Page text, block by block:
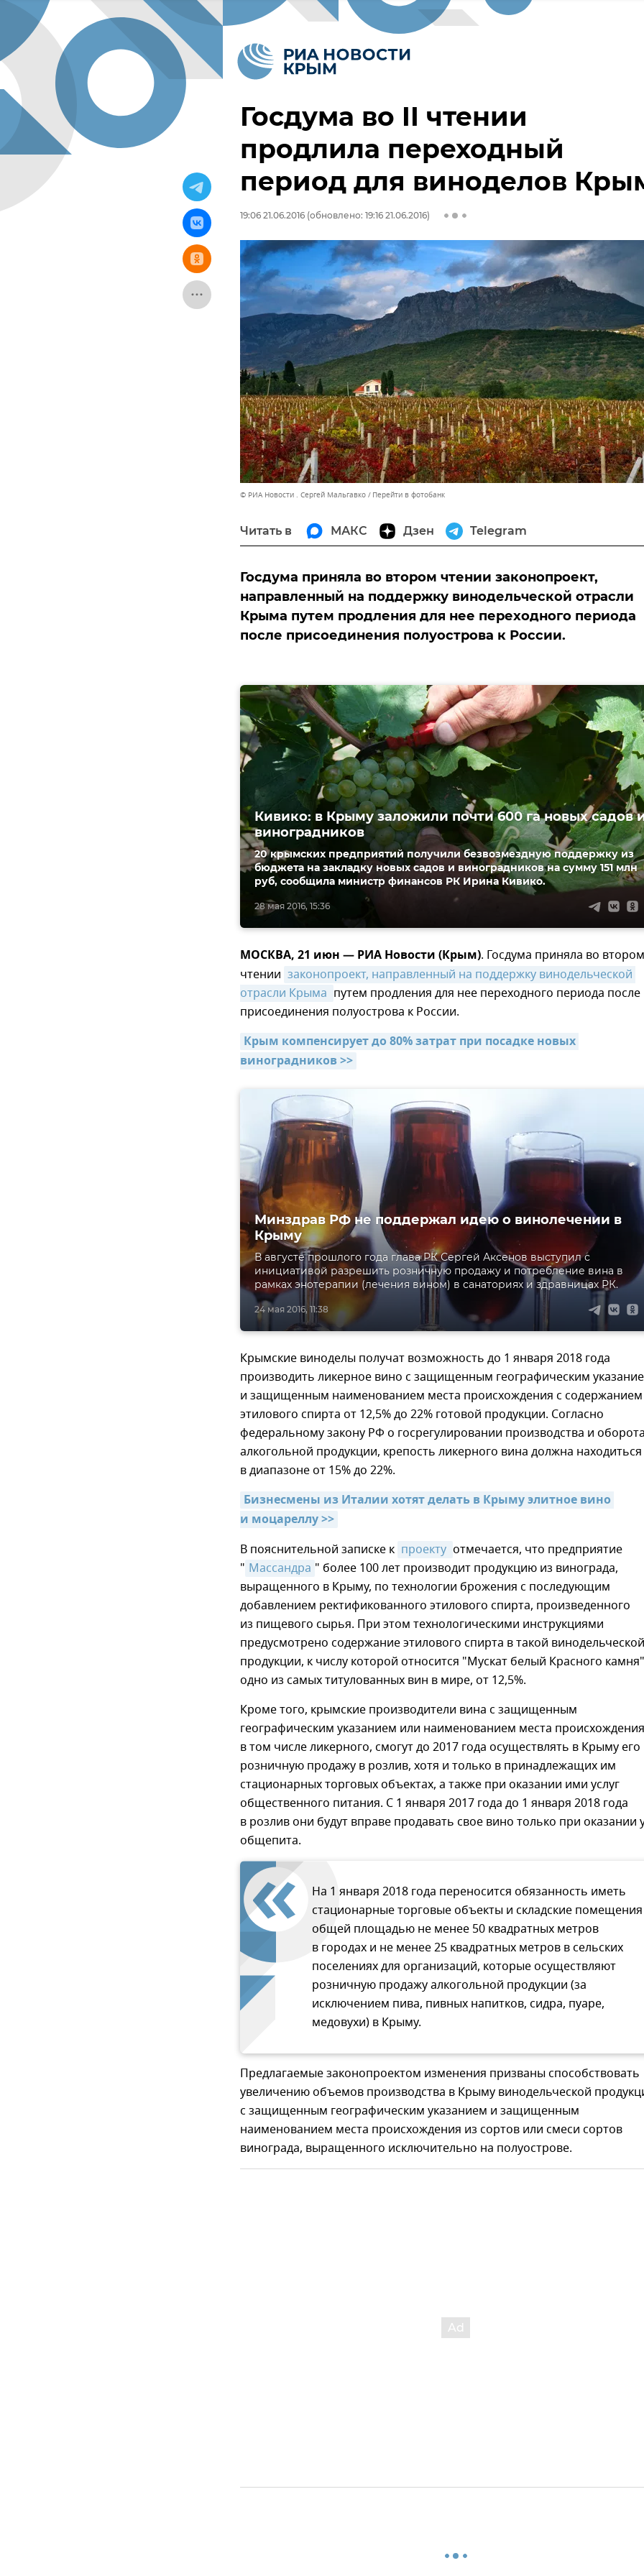
Госдума во II чтении
продлила переходный
период для виноделов
19:06 21.06.2016 (обновлено: 19:16 21.06.2016)
© РИА Новости . Сергей Мальгавко Перейти в фотобанк
Читать в МАКС Дзен Telegram
Госдума приняла во втором чтении законопроект,
направленный на поддержку винодельческой отрасли
Крыма путем продления для нее переходного периода
после присоединения полуострова к России.
28 мая 2016, 15:36
Кивико: в Крыму заложили почти 600 га новых садов
виноградников
20 крымских предприятий получили безвозмездную поддержку из
бюджета на закладку новых садов и виноградников на сумму 151 млн
руб, сообщила министр финансов РК Ирина Кивико.
МОСКВА, 21 июн — РИА Новости (Крым). Госдума приняла во втором
чтении законопроект, направленный на поддержку винодельческой
отрасли Крыма путем продления для нее переходного периода после
присоединения полуострова к России.
Крым компенсирует до 80% затрат при посадке новых
виноградников >>
24 мая 2016, 11:38
Минздрав РФ не поддержал идею о винолечении в
Крыму
В августе прошлого года глава РК Сергей Аксенов выступил с
инициативой разрешить розничную продажу и потребление вина в
рамках энотерапии (лечения вином) в санаториях и здравницах РК.
Крымские виноделы получат возможность до 1 января 2018 года
производить ликерное вино с защищенным географическим
и защищенным наименованием места происхождения с содержанием
этилового спирта от 12,5% до 22% готовой продукции. Согласно
федеральному закону РФ о госрегулировании производства и
алкогольной продукции, крепость ликерного вина должна находиться
в диапазоне от 15% до 22%.
Бизнесмены из Италии хотят делать в Крыму элитное вино
и моцареллу >>
В пояснительной записке к проекту отмечается, что предприятие
" Массандра " более 100 лет производит продукцию из винограда,
выращенного в Крыму, по технологии брожения с последующим
добавлением ректификованного этилового спирта, произведенного
из пищевого сырья. При этом технологическими инструкциями
предусмотрено содержание этилового спирта в такой винодельческой
продукции, к числу которой относится "Мускат белый Красного
одно из самых титулованных вин в мире, от 12,5%.
Кроме того, крымские производители вина с защищенным
географическим указанием или наименованием места
в том числе ликерного, смогут до 2017 года осуществлять в Крыму его
розничную продажу в розлив, хотя и только в принадлежащих им
стационарных торговых объектах, а также при оказании ими услуг
общественного питания. С 1 января 2017 года до 1 января 2018 года
в розлив они будут вправе продавать свое вино только при оказании
общепита.
На 1 января 2018 года переносится обязанность иметь
стационарные торговые объекты и складские помещения
общей площадью не менее 50 квадратных метров
в городах и не менее 25 квадратных метров в сельских
поселениях для организаций, которые осуществляют
розничную продажу алкогольной продукции (за
исключением пива, пивных напитков, сидра, пуаре,
медовухи) в Крыму.
Предлагаемые законопроектом изменения призваны способствовать
увеличению объемов производства в Крыму винодельческой
с защищенным географическим указанием и защищенным
наименованием места происхождения из сортов или смеси сортов
винограда, выращенного исключительно на полуострове.